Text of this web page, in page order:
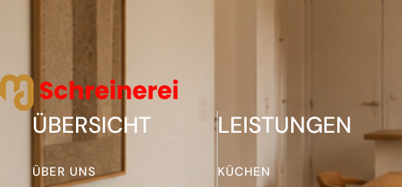
ÜBERSICHT
ÜBER UNS
LEISTUNGEN
KÜCHEN